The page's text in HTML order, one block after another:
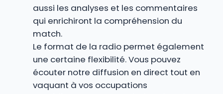
aussi les analyses et les commentaires
qui enrichiront la compréhension du
match.
Le format de la radio permet également
une certaine flexibilité. Vous pouvez
écouter notre diffusion en direct tout en
vaquant à vos occupations